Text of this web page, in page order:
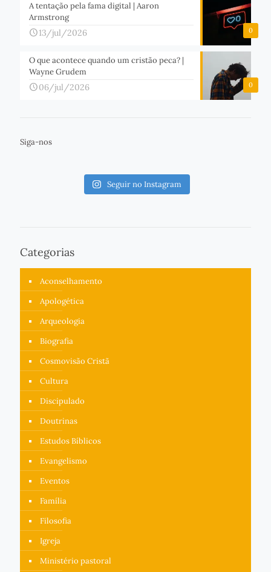
0
A tentação pela fama digital | Aaron
Armstrong
13/jul/2026
0
O que acontece quando um cristão peca? |
Wayne Grudem
06/jul/2026
Siga-nos
Seguir no Instagram
Categorias
Aconselhamento
Apologética
Arqueologia
Biografia
Cosmovisão Cristã
Cultura
Discipulado
Doutrinas
Estudos Bíblicos
Evangelismo
Eventos
Família
Filosofia
Igreja
Ministério pastoral